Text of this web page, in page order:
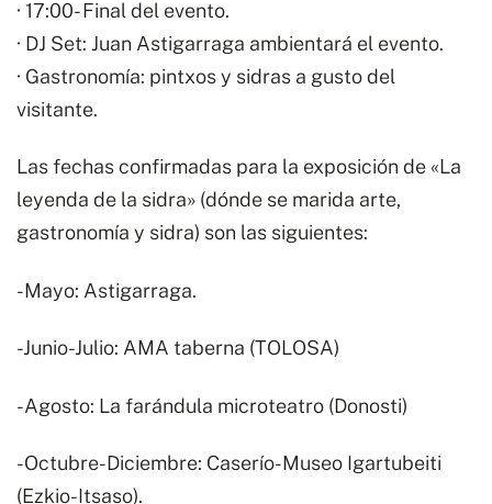
· 17:00- Final del evento.
· DJ Set: Juan Astigarraga ambientará el evento.
· Gastronomía: pintxos y sidras a gusto del
visitante.
Las fechas confirmadas para la exposición de «La
leyenda de la sidra» (dónde se marida arte,
gastronomía y sidra) son las siguientes:
-Mayo: Astigarraga.
-Junio-Julio: AMA taberna (TOLOSA)
-Agosto: La farándula microteatro (Donosti)
-Octubre-Diciembre: Caserío-Museo Igartubeiti
(Ezkio-Itsaso).